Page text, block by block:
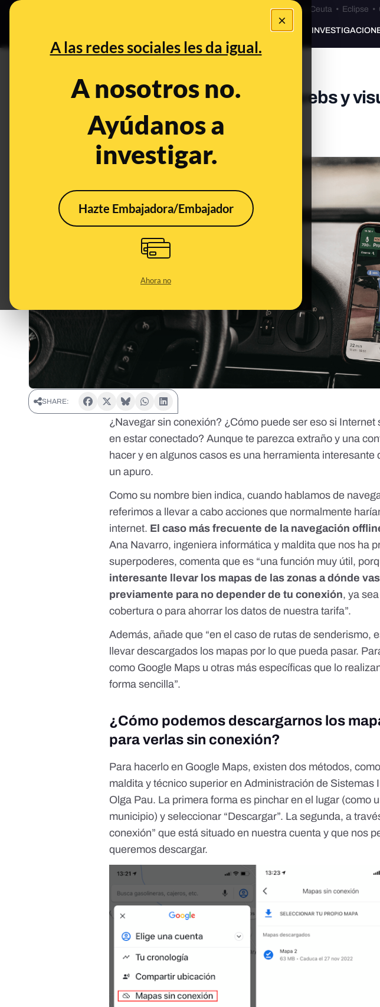
×
A las redes sociales les da igual.
A nosotros no.
Ayúdanos a
investigar.
Hazte Embajadora/Embajador
Ahora no
Especial Ceuta•Bulos Ceuta • Eclipse •
PREBUNKING
Navegación 'offline': cómo visitar webs y
tenemos conexión
SHARE:
¿Navegar sin conexión? ¿Cómo puede ser eso si
en estar conectado? Aunque te parezca extraño y una
hacer y en algunos casos es una herramienta interesante
un apuro.
Como su nombre bien indica, cuando hablamos de
referimos a llevar a cabo acciones que normalmente
internet. El caso más frecuente de la navegación
Ana Navarro, ingeniera informática y maldita que nos ha
superpoderes, comenta que es “una función muy útil,
interesante llevar los mapas de las zonas a dónde
previamente para no depender de tu conexión, ya
cobertura o para ahorrar los datos de nuestra tarifa”.
Además, añade que “en el caso de rutas de senderismo,
llevar descargados los mapas por lo que pueda pasar.
como Google Maps u otras más específicas que lo
forma sencilla”.
¿Cómo podemos descargarnos los
para verlas sin conexión?
Para hacerlo en Google Maps, existen dos métodos,
maldita y técnico superior en Administración de Sistemas
Olga Pau. La primera forma es pinchar en el lugar (como
municipio) y seleccionar “Descargar”. La segunda, a
conexión” que está situado en nuestra cuenta y que nos
queremos descargar.